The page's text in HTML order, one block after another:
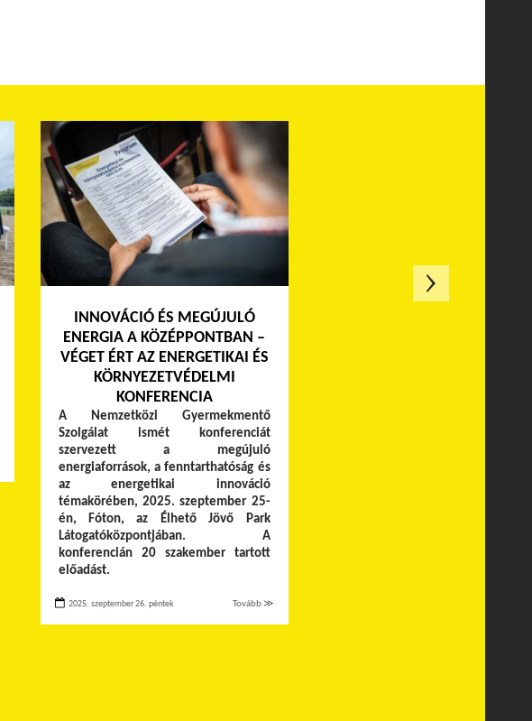
INNOVÁCIÓ ÉS MEGÚJULÓ
ENERGIA A KÖZÉPPONTBAN –
VÉGET ÉRT AZ ENERGETIKAI ÉS
KÖRNYEZETVÉDELMI
KONFERENCIA
A Nemzetközi Gyermekmentő
Szolgálat ismét konferenciát
szervezett a megújuló
energiaforrások, a fenntarthatóság és
az energetikai innováció
témakörében, 2025. szeptember 25-
én, Fóton, az Élhető Jövő Park
Látogatóközpontjában. A
konferencián 20 szakember tartott
előadást.
2025. szeptember 26. péntek Tovább ≫